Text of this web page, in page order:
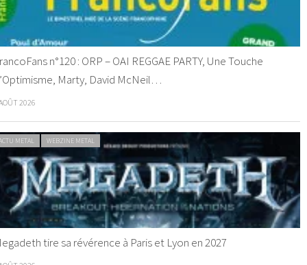
n°120 : ORP – OAI REGGAE PARTY, Une Touche
Marty, David McNeil…
2026
METAL WEBZINE METAL
tire sa révérence à Paris et Lyon en 2027